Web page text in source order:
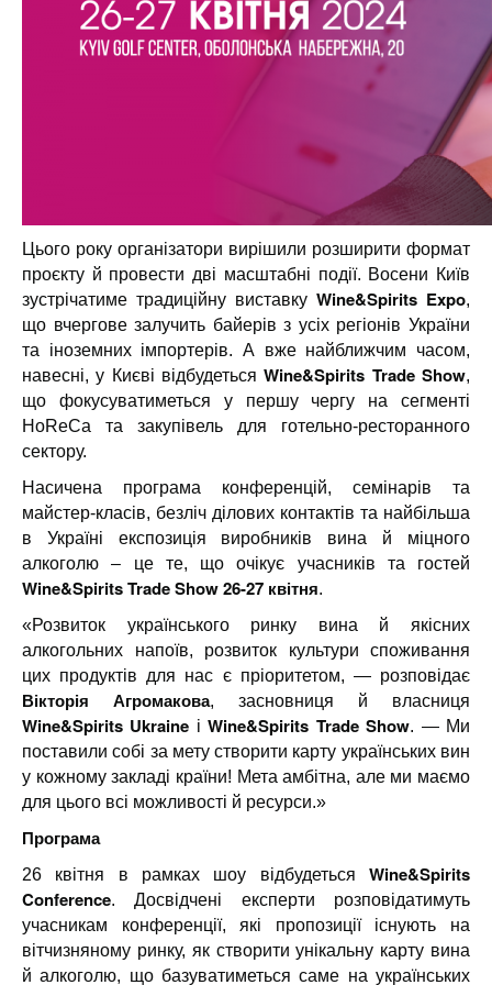
Цього року організатори вирішили розширити формат
проєкту й провести дві масштабні події. Восени Київ
зустрічатиме традиційну виставку Wine&Spirits Expo,
що вчергове залучить байерів з усіх регіонів України
та іноземних імпортерів. А вже найближчим часом,
навесні, у Києві відбудетьсяWine&Spirits Trade Show,
що фокусуватиметься у першу чергу на сегменті
HoReCa та закупівель для готельно-ресторанного
сектору.
Насичена програма конференцій, семінарів та
майстер-класів, безліч ділових контактів та найбільша
в Україні експозиція виробників вина й міцного
алкоголю – це те, що очікує учасників та гостей
Wine&Spirits Trade Show 26-27 квітня.
«Розвиток українського ринку вина й якісних
алкогольних напоїв, розвиток культури споживання
цих продуктів для наc є пріоритетом, — розповідає
Вікторія Агромакова, засновниця й власниця
Wine&Spirits Ukraine іWine&Spirits Trade Show. — Ми
поставили собі за мету створити карту українських вин
у кожному закладі країни! Мета амбітна, але ми маємо
для цього всі можливості й ресурси.»
Програма
26 квітня в рамках шоу відбудеться Wine&Spirits
Conference. Досвідчені експерти розповідатимуть
учасникам конференції, які пропозиції існують на
вітчизняному ринку, як створити унікальну карту вина
й алкоголю, що базуватиметься саме на українських